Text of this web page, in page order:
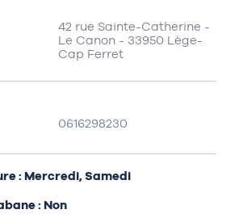
42 rue Sainte-Catherine -
Le Canon - 33950 Lège-
Cap Ferret
0616298230
: Mercredi, Samedi
: Non